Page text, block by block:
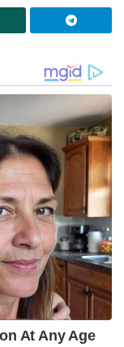
മഴ;
റെഡ്
ഒപ്പം
പരുന്ത് ദൂരേക്ക്
കൂടി
ഉടമ ഒന്നും